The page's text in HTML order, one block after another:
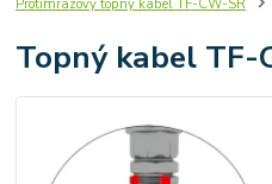
Protimrazový topný kabel TF-CW-SR
Topný kabel TF-